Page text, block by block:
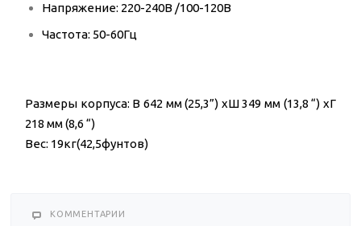
Напряжение: 220-240B /100-120B
Частота: 50-60Гц
Размеры корпуса: В 642 мм (25,3”) xШ 349 мм (13,8 “) xГ
218 мм (8,6 “)
Bec: 19кг(42,5фунтов)
КОММЕНТАРИИ